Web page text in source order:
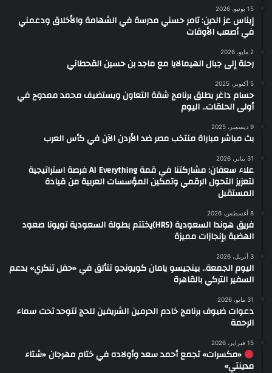
15 يونيو، 2026
إيناس عز الدين: تامر حسني مدرسة في الشهامة والأخلاق ودعمني
في أصعب الأوقات
2 مايو، 2026
رحلة إلى جبال الهيمالايا مع ماجد بن حسين القحطاني
5 أكتوبر، 2025
حسام داغر يطلق برنامج شقة التعاون ويستضيف محمد ممدوح في
أولى الحلقات.. اليوم
9 ديسمبر، 2025
بث مباشر مباراة منتخب مصر ضد الأردن الآن في كأس العرب
31 يناير، 2026
علاء سعفان: مشاركتنا في قمة AI Everything فرصة استراتيجية
لتعزيز التحول الرقمي وتمكين المؤسسات العربية من قيادة
المستقبل
8 أغسطس، 2026
فريق هوندا السعودية (HRS)يختتم بطولة السعودية تويوتا صعود
الهضبة بإنجازات مميزة
3 أبريل، 2026
اليوم الجمعة.. بينجيسو يامان كويونجو تتألق في «حفل تنكري» بدعم
السفير التركي بالقاهرة
31 مايو، 2026
دعوات ضيوف برنامج خادم الحرمين الشريفين للحج تتوحد تحت سماء
الرحمة
15 فبراير، 2026
«مكسرات» تجمع أحمد سعد وأولاده في ختام مهرجان «شتاء
مدينتي»